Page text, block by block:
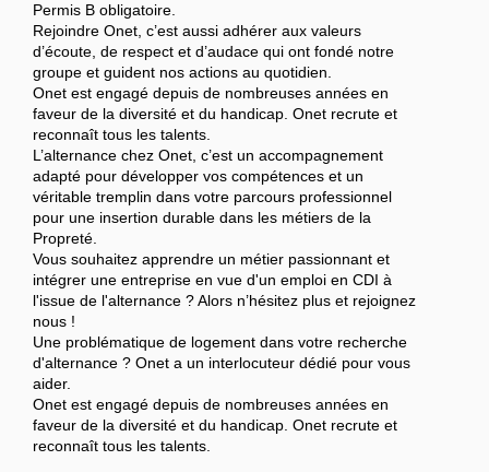
Permis B obligatoire.
Rejoindre Onet, c’est aussi adhérer aux valeurs
d’écoute, de respect et d’audace qui ont fondé notre
groupe et guident nos actions au quotidien.
Onet est engagé depuis de nombreuses années en
faveur de la diversité et du handicap. Onet recrute et
reconnaît tous les talents.
L’alternance chez Onet, c’est un accompagnement
adapté pour développer vos compétences et un
véritable tremplin dans votre parcours professionnel
pour une insertion durable dans les métiers de la
Propreté.
Vous souhaitez apprendre un métier passionnant et
intégrer une entreprise en vue d'un emploi en CDI à
l'issue de l'alternance ? Alors n’hésitez plus et rejoignez
nous !
Une problématique de logement dans votre recherche
d'alternance ? Onet a un interlocuteur dédié pour vous
aider.
Onet est engagé depuis de nombreuses années en
faveur de la diversité et du handicap. Onet recrute et
reconnaît tous les talents.